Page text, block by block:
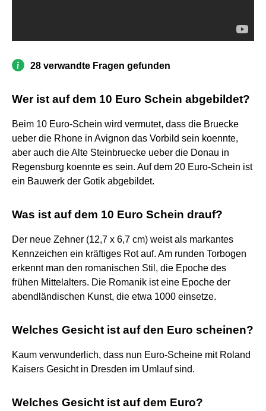
28 verwandte Fragen gefunden
Wer ist auf dem 10 Euro Schein abgebildet?
Beim 10 Euro-Schein wird vermutet, dass die Bruecke
ueber die Rhone in Avignon das Vorbild sein koennte,
aber auch die Alte Steinbruecke ueber die Donau in
Regensburg koennte es sein. Auf dem 20 Euro-Schein ist
ein Bauwerk der Gotik abgebildet.
Was ist auf dem 10 Euro Schein drauf?
Der neue Zehner (12,7 x 6,7 cm) weist als markantes
Kennzeichen ein kräftiges Rot auf. Am runden Torbogen
erkennt man den romanischen Stil, die Epoche des
frühen Mittelalters. Die Romanik ist eine Epoche der
abendländischen Kunst, die etwa 1000 einsetze.
Welches Gesicht ist auf den Euro scheinen?
Kaum verwunderlich, dass nun Euro-Scheine mit Roland
Kaisers Gesicht in Dresden im Umlauf sind.
Welches Gesicht ist auf dem Euro?